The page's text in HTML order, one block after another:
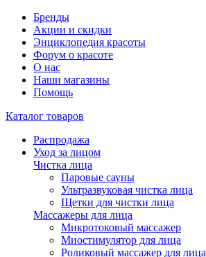
Бренды
Акции и скидки
Энциклопедия красоты
Форум о красоте
О нас
Наши магазины
Помощь
Каталог товаров
Распродажа
Уход за лицом
Чистка лица
Паровые сауны
Ультразвуковая чистка лица
Щетки для чистки лица
Массажеры для лица
Микротоковый массажер
Миостимулятор для лица
Роликовый массажер для лица